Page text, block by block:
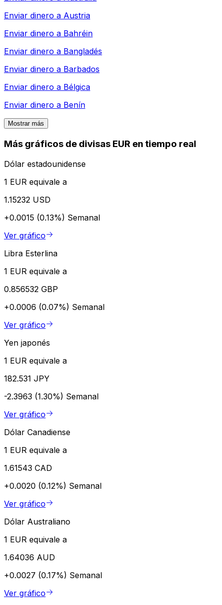
Enviar dinero a Austria
Enviar dinero a Bahréin
Enviar dinero a Bangladés
Enviar dinero a Barbados
Enviar dinero a Bélgica
Enviar dinero a Benín
Mostrar más
Más gráficos de divisas EUR en tiempo real
Dólar estadounidense
1 EUR equivale a
1.15232 USD
+0.0015 (0.13%) Semanal
Ver gráfico
Libra Esterlina
1 EUR equivale a
0.856532 GBP
+0.0006 (0.07%) Semanal
Ver gráfico
Yen japonés
1 EUR equivale a
182.531 JPY
-2.3963 (1.30%) Semanal
Ver gráfico
Dólar Canadiense
1 EUR equivale a
1.61543 CAD
+0.0020 (0.12%) Semanal
Ver gráfico
Dólar Australiano
1 EUR equivale a
1.64036 AUD
+0.0027 (0.17%) Semanal
Ver gráfico